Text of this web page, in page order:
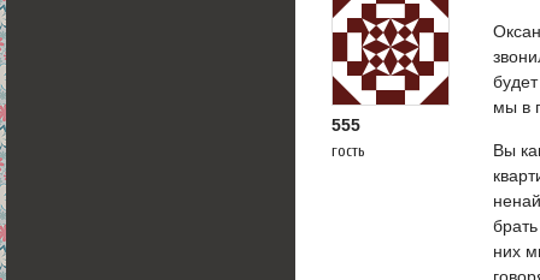
555
гость
мы в
Вы
них